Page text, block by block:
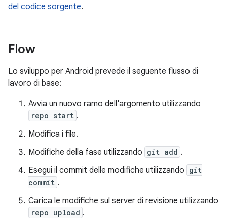
del codice sorgente.
Flow
Lo sviluppo per Android prevede il seguente flusso di
lavoro di base:
Avvia un nuovo ramo dell'argomento utilizzando
repo start .
Modifica i file.
Modifiche della fase utilizzando git add .
Esegui il commit delle modifiche utilizzando git
commit .
Carica le modifiche sul server di revisione utilizzando
repo upload .